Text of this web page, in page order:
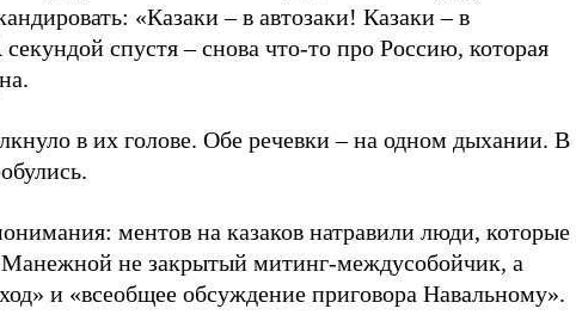
«Казаки – в автозаки! Казаки – в
спустя – снова что-то про Россию, которая
в их голове. Обе речевки – на одном дыхании. В
ментов на казаков натравили люди, которые
не закрытый митинг-междусобойчик, а
и «всеобщее обсуждение приговора Навальному».